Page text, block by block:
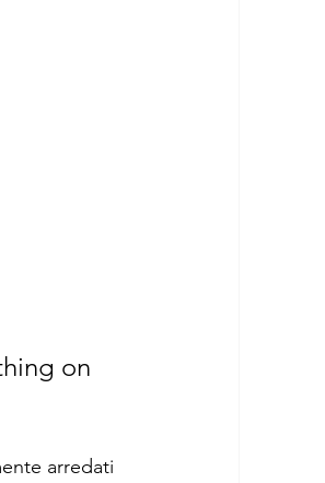
on
arredati